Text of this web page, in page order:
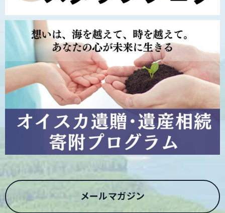
メールマガジン